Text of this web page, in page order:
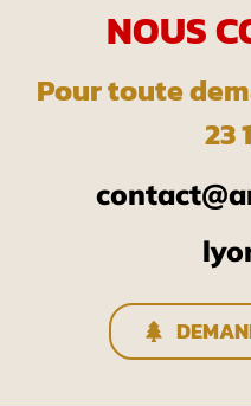
NOUS
Pour toute
23